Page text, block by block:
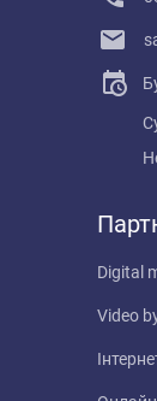
Digital
Video